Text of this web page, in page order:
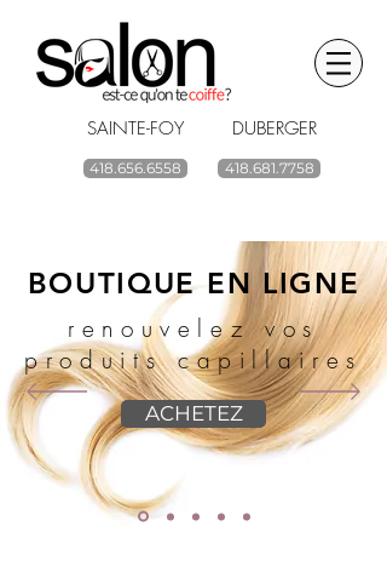
SAINTE-FOY DUBERGER
418.656.6558 418.681.7758
BOUTIQUE EN LIGNE
renouvelez vos
produits capillaires
ACHETEZ